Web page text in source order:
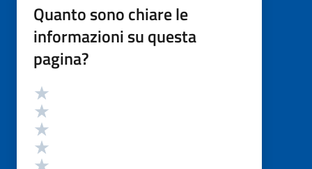
Quanto sono chiare le
informazioni su questa
pagina?
Valutazione